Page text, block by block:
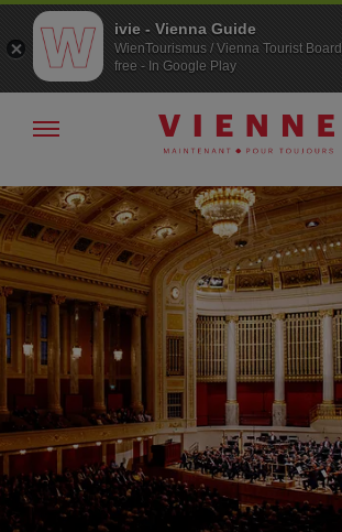
Navigation
Contenu
Afficher
la
navigation
ivie - Vienna Guide
WienTourismus / Vienna Tourist Board
free - In Google Play